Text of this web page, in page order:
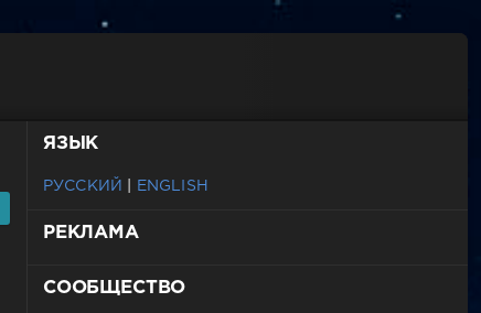
ЯЗЫК
РУССКИЙ ENGLISH
РЕКЛАМА
СООБЩЕСТВО